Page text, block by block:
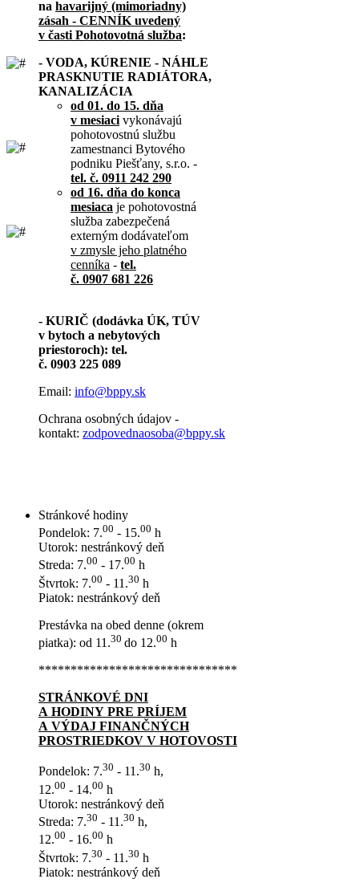
na havarijný (mimoriadny)
zásah - CENNÍK uvedený
v časti Pohotovotná služba:
- VODA, KÚRENIE - NÁHLE
PRASKNUTIE RADIÁTORA,
KANALIZÁCIA
od 01. do 15. dňa
v mesiaci vykonávajú
pohotovostnú službu
zamestnanci Bytového
podniku Piešťany, s.r.o. -
tel. č. 0911 242 290
od 16. dňa do konca
mesiaca je pohotovostná
služba zabezpečená
externým dodávateľom
v zmysle jeho platného
cenníka - tel.
č. 0907 681 226
- KURIČ (dodávka ÚK, TÚV
v bytoch a nebytových
priestoroch): tel.
č. 0903 225 089
Email: info@bppy.sk
Ochrana osobných údajov -
kontakt: zodpovednaosoba@bppy.sk
Stránkové hodiny
Pondelok: 7.00 - 15.00 h
Utorok: nestránkový deň
Streda: 7.00 - 17.00 h
Štvrtok: 7.00 - 11.30 h
Piatok: nestránkový deň
Prestávka na obed denne (okrem
piatka): od 11.30 do 12.00 h
*******************************
STRÁNKOVÉ DNI
A HODINY PRE PRÍJEM
A VÝDAJ FINANČNÝCH
PROSTRIEDKOV V HOTOVOSTI
Pondelok: 7.30 - 11.30 h,
12.00 - 14.00 h
Utorok: nestránkový deň
Streda: 7.30 - 11.30 h,
12.00 - 16.00 h
Štvrtok: 7.30 - 11.30 h
Piatok: nestránkový deň